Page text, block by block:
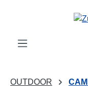
Zum Hauptinhalt
OUTDOOR